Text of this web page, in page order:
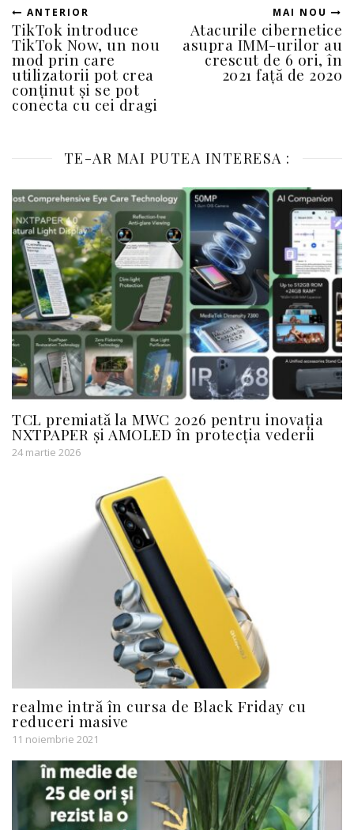
ANTERIOR
TikTok introduce
TikTok Now, un nou
mod prin care
utilizatorii pot crea
conținut și se pot
conecta cu cei dragi
MAI NOU
Atacurile cibernetice
asupra IMM-urilor au
crescut de 6 ori, în
2021 față de 2020
TE-AR MAI PUTEA INTERESA :
TCL premiată la MWC 2026 pentru inovația
NXTPAPER și AMOLED în protecția vederii
24 martie 2026
realme intră în cursa de Black Friday cu
reduceri masive
11 noiembrie 2021